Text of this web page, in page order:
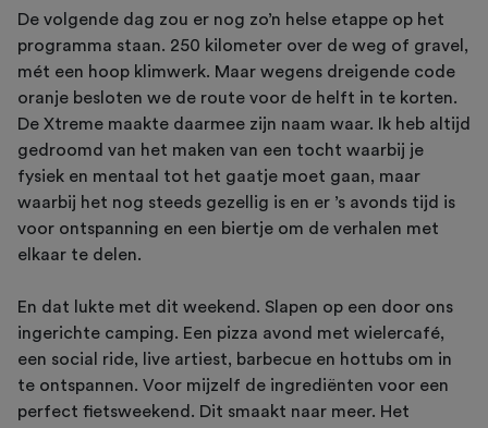
De volgende dag zou er nog zo’n helse etappe op het
programma staan. 250 kilometer over de weg of gravel,
mét een hoop klimwerk. Maar wegens dreigende code
oranje besloten we de route voor de helft in te korten.
De Xtreme maakte daarmee zijn naam waar. Ik heb altijd
gedroomd van het maken van een tocht waarbij je
fysiek en mentaal tot het gaatje moet gaan, maar
waarbij het nog steeds gezellig is en er ’s avonds tijd is
voor ontspanning en een biertje om de verhalen met
elkaar te delen.
En dat lukte met dit weekend. Slapen op een door ons
ingerichte camping. Een pizza avond met wielercafé,
een social ride, live artiest, barbecue en hottubs om in
te ontspannen. Voor mijzelf de ingrediënten voor een
perfect fietsweekend. Dit smaakt naar meer. Het